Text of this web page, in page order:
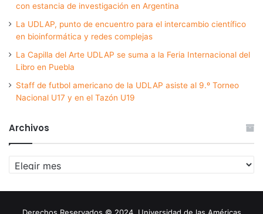
con estancia de investigación en Argentina
La UDLAP, punto de encuentro para el intercambio científico
en bioinformática y redes complejas
La Capilla del Arte UDLAP se suma a la Feria Internacional del
Libro en Puebla
Staff de futbol americano de la UDLAP asiste al 9.º Torneo
Nacional U17 y en el Tazón U19
Archivos
Archivos